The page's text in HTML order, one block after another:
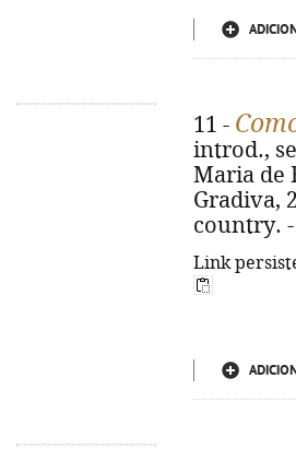
11 -
introd.,
Maria de
Gradiva,
country. -
Link